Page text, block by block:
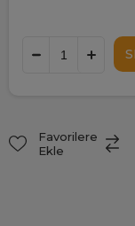
Favorilere
Ekle